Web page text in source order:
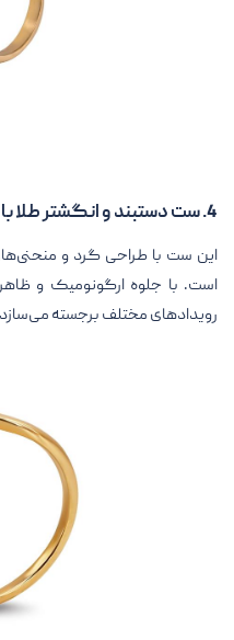
4. ست دستبند و انگشتر طلا با طراحی گرد و نرم
این ست با طراحی گرد و
است. با جلوه ارگونومیک و
رویدادهای مختلف برجسته